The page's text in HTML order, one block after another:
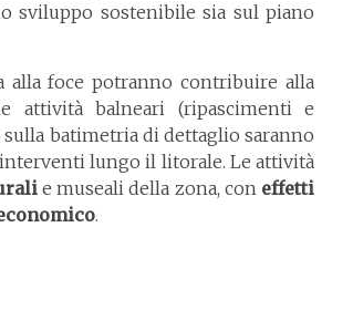
sviluppo sostenibile sia sul piano
alla foce potranno contribuire alla
attività balneari (ripascimenti e
batimetria di dettaglio saranno
lungo il litorale. Le attività
e museali della zona, con effetti
.